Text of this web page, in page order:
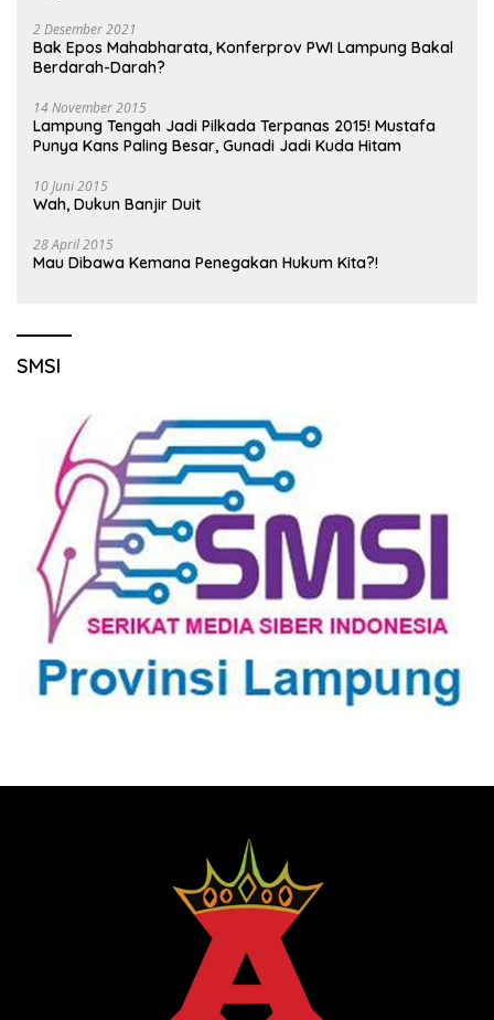
2 Desember 2021
Bak Epos Mahabharata, Konferprov PWI Lampung Bakal
Berdarah-Darah?
14 November 2015
Lampung Tengah Jadi Pilkada Terpanas 2015! Mustafa
Punya Kans Paling Besar, Gunadi Jadi Kuda Hitam
10 Juni 2015
Wah, Dukun Banjir Duit
28 April 2015
Mau Dibawa Kemana Penegakan Hukum Kita?!
SMSI